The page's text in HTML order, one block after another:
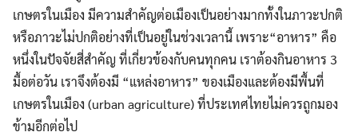
เกษตรในเมือง มีความสำคัญต่อเมืองเป็นอย่างมากทั้งในภาวะปกติ
หรือภาวะไม่ปกติอย่างที่เป็นอยู่ในช่วงเวลานี้ เพราะ“อาหาร” คือ
หนึ่งในปัจจัยสี่สำคัญ ที่เกี่ยวข้องกับคนทุกคน เราต้องกินอาหาร 3
มื้อต่อวัน เราจึงต้องมี “แหล่งอาหาร” ของเมืองและต้องมีพื้นที่
เกษตรในเมือง (urban agriculture) ที่ประเทศไทยไม่ควรถูกมอง
ข้ามอีกต่อไป